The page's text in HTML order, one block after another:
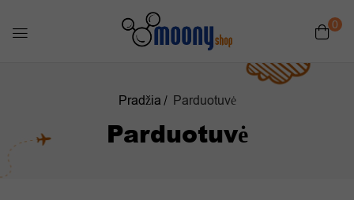
0
Pradžia Parduotuvė
Parduotuvė